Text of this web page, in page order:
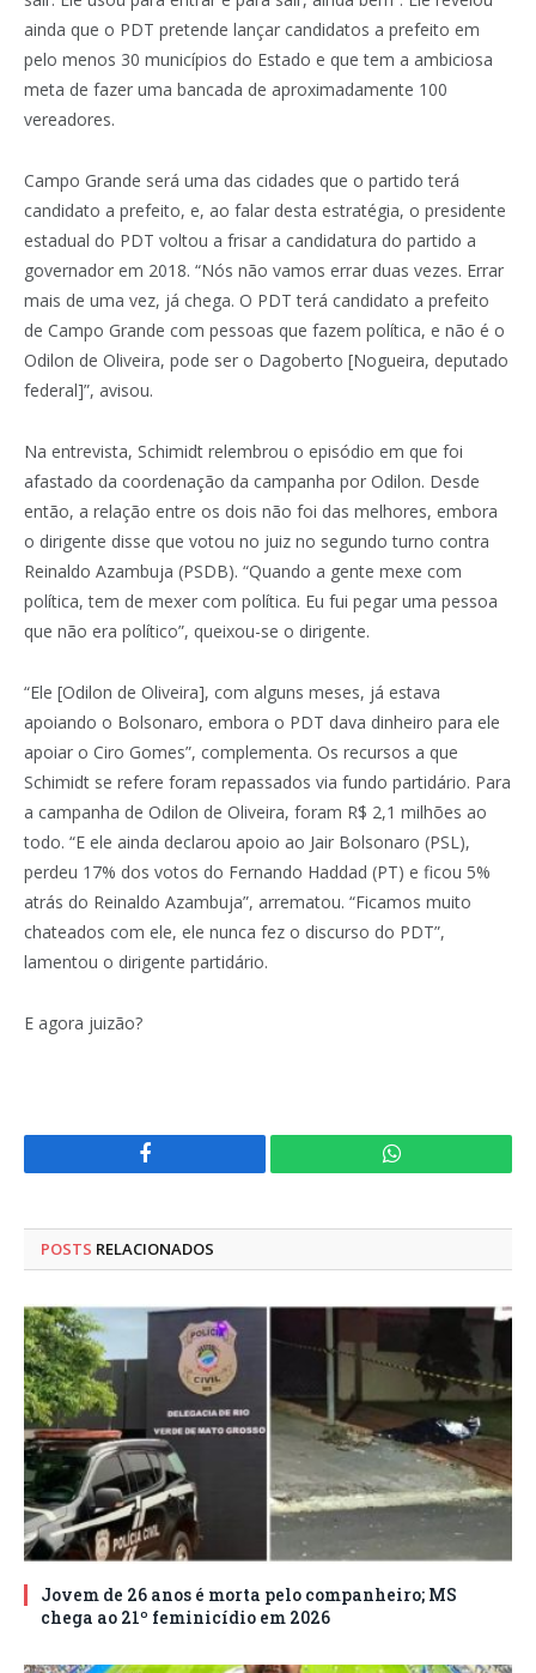
ainda que o PDT pretende lançar candidatos a prefeito em
pelo menos 30 municípios do Estado e que tem a ambiciosa
meta de fazer uma bancada de aproximadamente 100
vereadores.
Campo Grande será uma das cidades que o partido terá
candidato a prefeito, e, ao falar desta estratégia, o presidente
estadual do PDT voltou a frisar a candidatura do partido a
governador em 2018. “Nós não vamos errar duas vezes. Errar
mais de uma vez, já chega. O PDT terá candidato a prefeito
de Campo Grande com pessoas que fazem política, e não é o
Odilon de Oliveira, pode ser o Dagoberto [Nogueira, deputado
federal]”, avisou.
Na entrevista, Schimidt relembrou o episódio em que foi
afastado da coordenação da campanha por Odilon. Desde
então, a relação entre os dois não foi das melhores, embora
o dirigente disse que votou no juiz no segundo turno contra
Reinaldo Azambuja (PSDB). “Quando a gente mexe com
política, tem de mexer com política. Eu fui pegar uma pessoa
que não era político”, queixou-se o dirigente.
“Ele [Odilon de Oliveira], com alguns meses, já estava
apoiando o Bolsonaro, embora o PDT dava dinheiro para ele
apoiar o Ciro Gomes”, complementa. Os recursos a que
Schimidt se refere foram repassados via fundo partidário. Para
a campanha de Odilon de Oliveira, foram R$ 2,1 milhões ao
todo. “E ele ainda declarou apoio ao Jair Bolsonaro (PSL),
perdeu 17% dos votos do Fernando Haddad (PT) e ficou 5%
atrás do Reinaldo Azambuja”, arrematou. “Ficamos muito
chateados com ele, ele nunca fez o discurso do PDT”,
lamentou o dirigente partidário.
E agora juizão?
Facebook WhatsApp
POSTS RELACIONADOS
Jovem de 26 anos é morta pelo companheiro; MS
chega ao 21º feminicídio em 2026